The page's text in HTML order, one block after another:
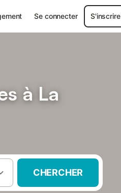
Se connecter S'inscrire
à La
CHERCHER